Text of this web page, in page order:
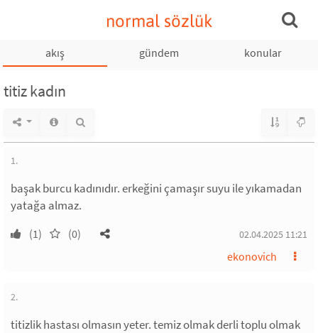
normal sözlük
akış gündem konular
titiz kadın
1.
başak burcu kadınıdır. erkeğini çamaşır suyu ile yıkamadan
yatağa almaz.
(1) (0) 02.04.2025 11:21
ekonovich
2.
titizlik hastası olmasın yeter. temiz olmak derli toplu olmak